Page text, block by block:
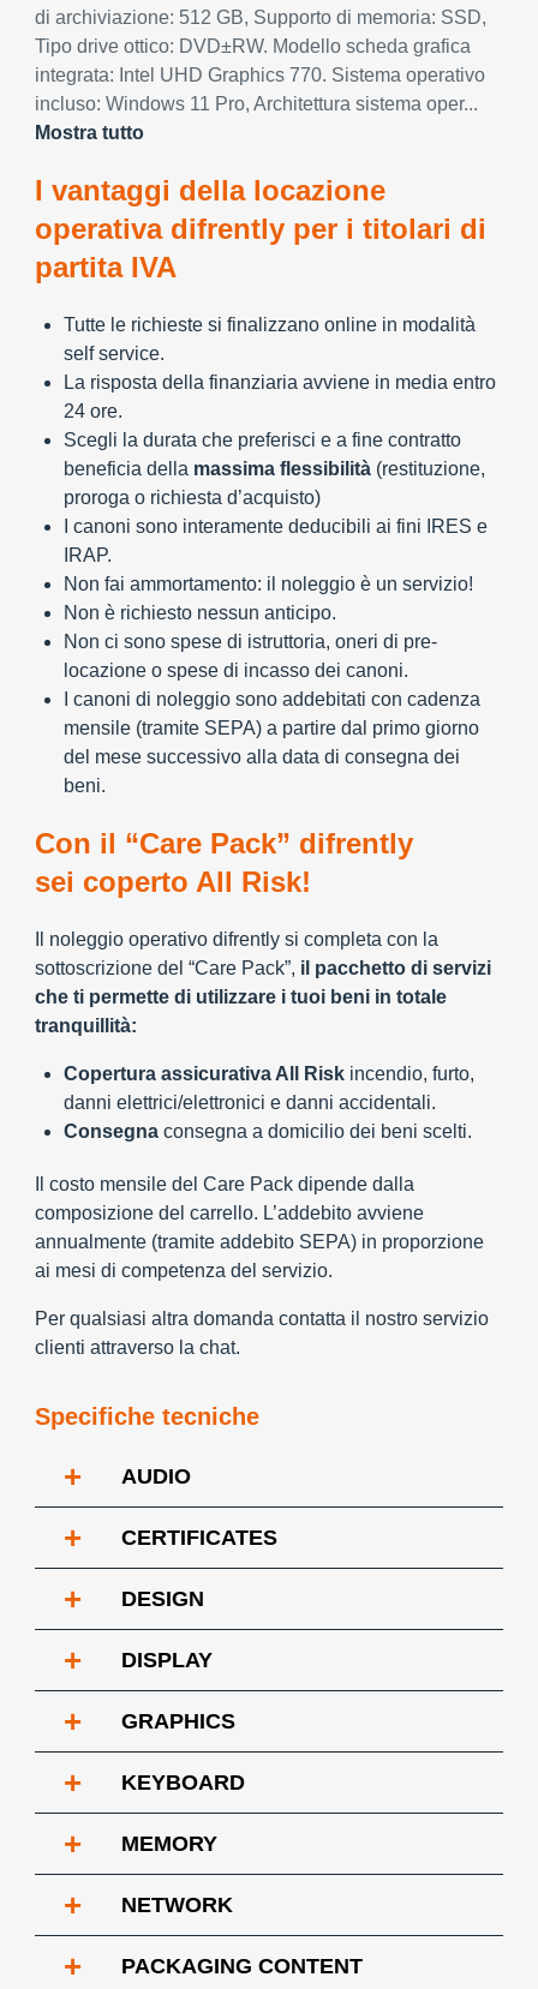
di archiviazione: 512 GB, Supporto di memoria: SSD,
Tipo drive ottico: DVD±RW. Modello scheda grafica
integrata: Intel UHD Graphics 770. Sistema operativo
incluso: Windows 11 Pro, Architettura sistema oper...
Mostra tutto
I vantaggi della locazione
operativa difrently per i titolari di
partita IVA
Tutte le richieste si finalizzano online in modalità
self service.
La risposta della finanziaria avviene in media entro
24 ore.
Scegli la durata che preferisci e a fine contratto
beneficia della massima flessibilità (restituzione,
proroga o richiesta d’acquisto)
I canoni sono interamente deducibili ai fini IRES e
IRAP.
Non fai ammortamento: il noleggio è un servizio!
Non è richiesto nessun anticipo.
Non ci sono spese di istruttoria, oneri di pre-
locazione o spese di incasso dei canoni.
I canoni di noleggio sono addebitati con cadenza
mensile (tramite SEPA) a partire dal primo giorno
del mese successivo alla data di consegna dei
beni.
Con il “Care Pack” difrently
sei coperto All Risk!
Il noleggio operativo difrently si completa con la
sottoscrizione del “Care Pack”, il pacchetto di servizi
che ti permette di utilizzare i tuoi beni in totale
tranquillità:
Copertura assicurativa All Risk incendio, furto,
danni elettrici/elettronici e danni accidentali.
Consegna consegna a domicilio dei beni scelti.
Il costo mensile del Care Pack dipende dalla
composizione del carrello. L’addebito avviene
annualmente (tramite addebito SEPA) in proporzione
ai mesi di competenza del servizio.
Per qualsiasi altra domanda contatta il nostro servizio
clienti attraverso la chat.
Specifiche tecniche
+ AUDIO
+ CERTIFICATES
+ DESIGN
+ DISPLAY
+ GRAPHICS
+ KEYBOARD
+ MEMORY
+ NETWORK
+ PACKAGING CONTENT